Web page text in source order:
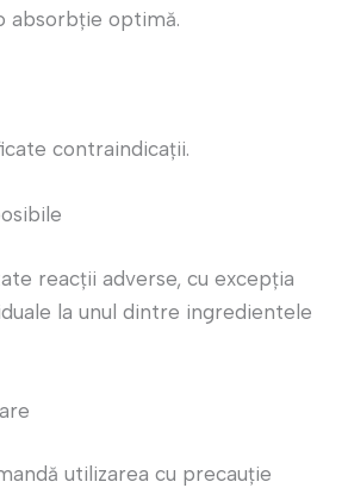
absorbție optimă.
contraindicații.
reacții adverse, cu excepția
la unul dintre ingredientele
utilizarea cu precauție